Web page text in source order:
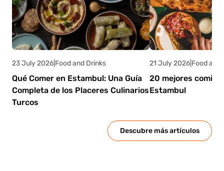
Descubre más artículos
23 July 2026 Food and Drinks
Qué Comer en Estambul: Una Guía
Completa de los Placeres Culinarios
Turcos
21 July 2026 Food and
20 mejores
Estambul